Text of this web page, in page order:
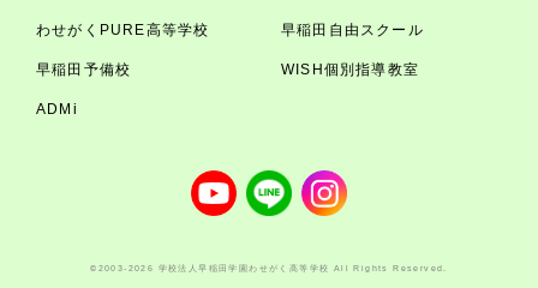
わせがくPURE高等学校 早稲田自由スクール
早稲田予備校 WISH個別指導教室
ADMi
©2003-2026 学校法人早稲田学園わせがく高等学校 All Rights Reserved.